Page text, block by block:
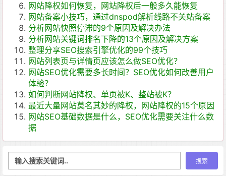
网站降权如何恢复，网站降权后一般多久能恢复
网站备案小技巧，通过dnspod解析线路不关站备案
分析网站快照停滞的9个原因及解决办法
分析网站关键词排名下降的13个原因及解决方案
整理分享SEO搜索引擎优化的99个技巧
网站列表页与详情页应该怎么做SEO优化？
网站SEO优化需要多长时间？SEO优化如何改善用户
体验？
如何判断网站降权、单页被K、整站被K？
最近大量网站莫名其妙的降权，网站降权的15个原因
网站SEO基础数据是什么，SEO优化需要关注什么数
据